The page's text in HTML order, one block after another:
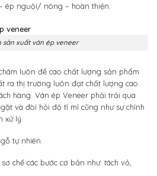
ép nguội/ nóng – hoàn thiện.
sản xuất ván ép veneer
luôn đề cao chất lượng sản phẩm
ra thị trường luôn đạt chất lượng cao
hàng. Ván ép Veneer phải trải qua
và đòi hỏi độ tỉ mỉ cũng như sự chính
xử lý.
tự nhiên.
chế các bước cơ bản như: tách vỏ,